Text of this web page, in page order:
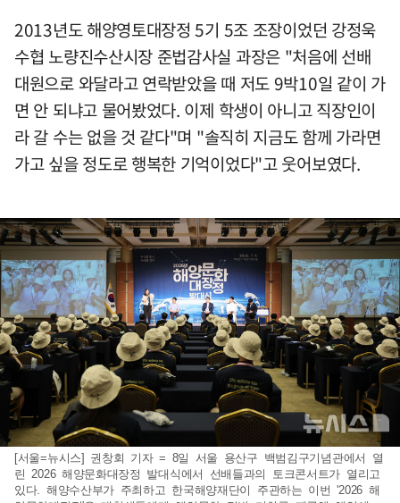
2013년도 해양영토대장정 5기 5조 조장이었던 강정욱
수협 노량진수산시장 준법감사실 과장은 "처음에 선배
대원으로 와달라고 연락받았을 때 저도 9박10일 같이 가
면 안 되냐고 물어봤었다. 이제 학생이 아니고 직장인이
라 갈 수는 없을 것 같다"며 "솔직히 지금도 함께 가라면
가고 싶을 정도로 행복한 기억이었다"고 웃어보였다.
[서울=뉴시스] 권창회 기자 = 8일 서울 용산구 백범김구기념관에서 열
린 2026 해양문화대장정 발대식에서 선배들과의 토크콘서트가 열리고
있다. 해양수산부가 주최하고 한국해양재단이 주관하는 이번 '2026 해